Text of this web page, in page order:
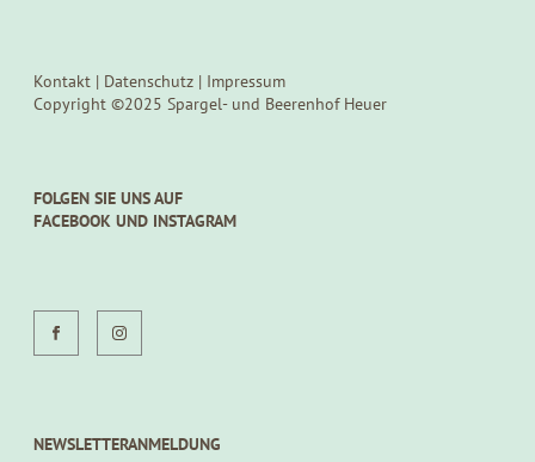
Kontakt | Datenschutz | Impressum
Copyright ©2025 Spargel- und Beerenhof Heuer
FOLGEN SIE UNS AUF
FACEBOOK UND INSTAGRAM
NEWSLETTERANMELDUNG